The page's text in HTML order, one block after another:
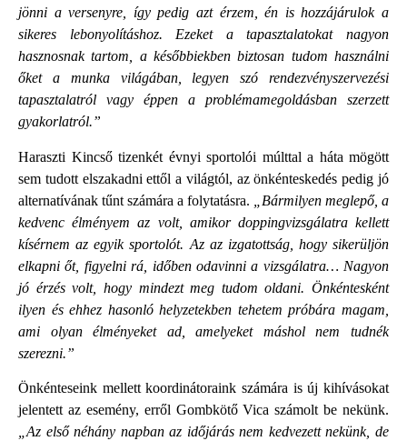
jönni a versenyre, így pedig azt érzem, én is hozzájárulok a
sikeres lebonyolításhoz. Ezeket a tapasztalatokat nagyon
hasznosnak tartom, a későbbiekben biztosan tudom használni
őket a munka világában, legyen szó rendezvényszervezési
tapasztalatról vagy éppen a problémamegoldásban szerzett
gyakorlatról.”
Haraszti Kincső tizenkét évnyi sportolói múlttal a háta mögött
sem tudott elszakadni ettől a világtól, az önkénteskedés pedig jó
alternatívának tűnt számára a folytatásra.
„Bármilyen meglepő, a
kedvenc élményem az volt, amikor doppingvizsgálatra kellett
kísérnem az egyik sportolót. Az az izgatottság, hogy sikerüljön
elkapni őt, figyelni rá, időben odavinni a vizsgálatra… Nagyon
jó érzés volt, hogy mindezt meg tudom oldani. Önkéntesként
ilyen és ehhez hasonló helyzetekben tehetem próbára magam,
ami olyan élményeket ad, amelyeket máshol nem tudnék
szerezni.”
Önkénteseink mellett koordinátoraink számára is új kihívásokat
jelentett az esemény, erről Gombkötő Vica számolt be nekünk.
„Az első néhány napban az időjárás nem kedvezett nekünk, de